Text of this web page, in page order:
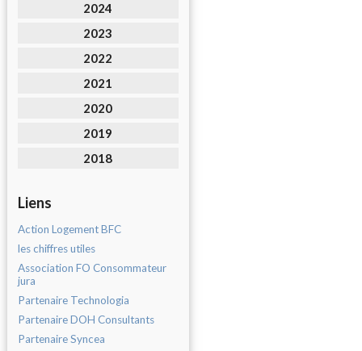
2024
2023
2022
2021
2020
2019
2018
Liens
Action Logement BFC
les chiffres utiles
Association FO Consommateur
jura
Partenaire Technologia
Partenaire DOH Consultants
Partenaire Syncea